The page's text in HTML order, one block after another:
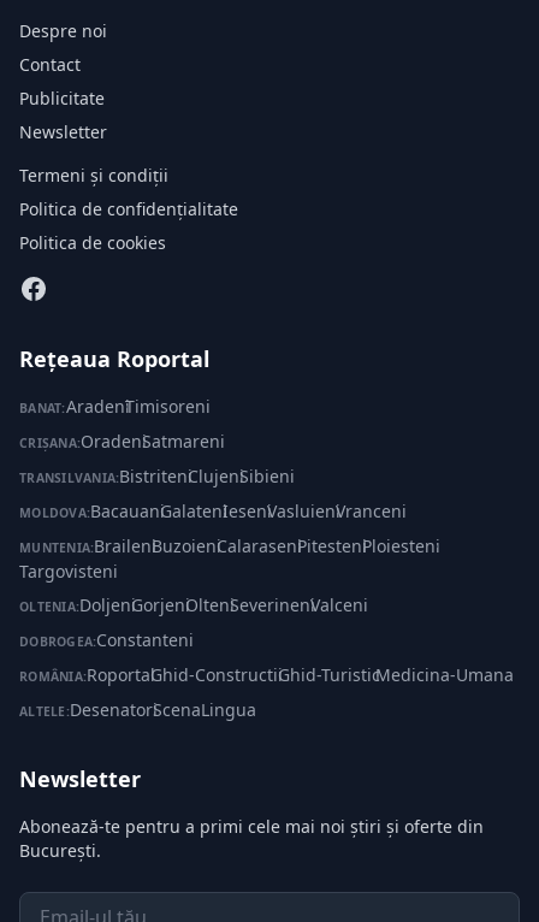
Despre noi
Contact
Publicitate
Newsletter
Termeni și condiții
Politica de confidențialitate
Politica de cookies
Rețeaua Roportal
BANAT:Aradeni·Timisoreni
CRIȘANA:Oradeni·Satmareni
TRANSILVANIA:Bistriteni·Clujeni·Sibieni
MOLDOVA:Bacauani·Galateni·Ieseni·Vasluieni·Vranceni
MUNTENIA:Braileni·Buzoieni·Calaraseni·Pitesteni·Ploiesteni·
Targovisteni
OLTENIA:Doljeni·Gorjeni·Olteni·Severineni·Valceni
DOBROGEA:Constanteni
ROMÂNIA:Roportal·Ghid-Constructii·Ghid-Turistic·Medicina-Umana
ALTELE:Desenatori·ScenaLingua
Newsletter
Abonează-te pentru a primi cele mai noi știri și oferte din
București.
Email